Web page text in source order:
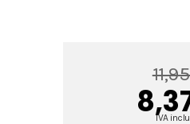
IVA